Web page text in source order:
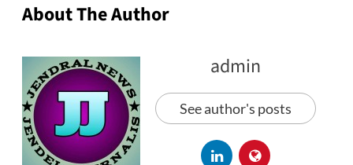
About The Author
admin
See author's posts